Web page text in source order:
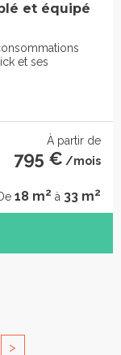
et équipé
et ses
À partir de
795 € /mois
18 m2 à 33 m2
>